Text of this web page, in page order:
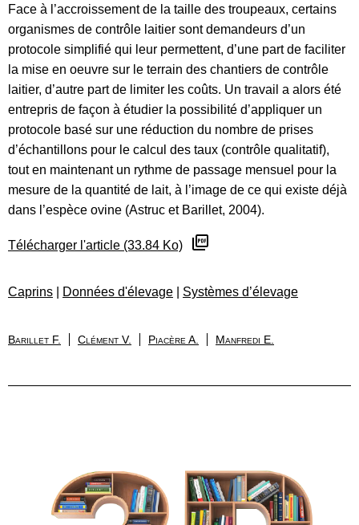
Face à l’accroissement de la taille des troupeaux, certains
organismes de contrôle laitier sont demandeurs d’un
protocole simplifié qui leur permettent, d’une part de faciliter
la mise en oeuvre sur le terrain des chantiers de contrôle
laitier, d’autre part de limiter les coûts. Un travail a alors été
entrepris de façon à étudier la possibilité d’appliquer un
protocole basé sur une réduction du nombre de prises
d’échantillons pour le calcul des taux (contrôle qualitatif),
tout en maintenant un rythme de passage mensuel pour la
mesure de la quantité de lait, à l’image de ce qui existe déjà
dans l’espèce ovine (Astruc et Barillet, 2004).
Télécharger l'article (33.84 Ko)
Caprins Données d'élevage Systèmes d’élevage
Barillet F. Clément V. Piacère A. Manfredi E.